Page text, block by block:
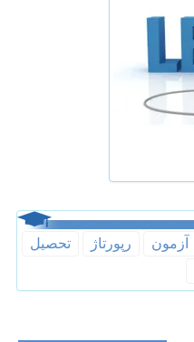
آزمون رپورتاژ
تحصیل